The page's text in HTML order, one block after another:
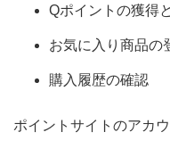
Qポイントの獲得
お気に入り商品の
購入履歴の確認
ポイントサイトのアカウ